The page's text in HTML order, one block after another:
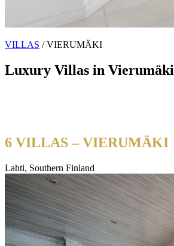
VILLAS / VIERUMÄKI
Luxury Villas in Vierumäki
6 VILLAS – VIERUMÄKI
Lahti, Southern Finland